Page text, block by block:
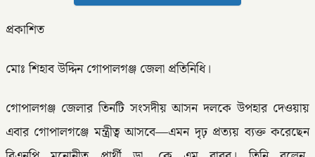
প্রকাশিত
মোঃ শিহাব উদ্দিন গোপালগঞ্জ জেলা প্রতিনিধি।
গোপালগঞ্জ জেলার তিনটি সংসদীয় আসন দলকে উপহার দেওয়ায়
এবার গোপালগঞ্জে মন্ত্রীত্ব আসবে—এমন দৃঢ় প্রত্যয় ব্যক্ত করেছেন